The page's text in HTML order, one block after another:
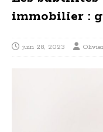
immobilier :
juin 28, 2023